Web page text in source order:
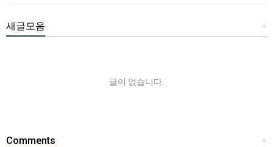
+
새글모음
글이 없습니다.
+
Comments